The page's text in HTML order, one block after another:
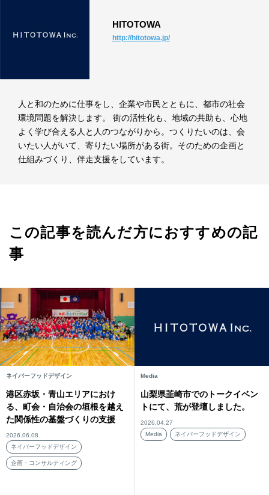
HITOTOWA
http://hitotowa.jp/
人と和のために仕事をし、企業や市民とともに、都市の社会
環境問題を解決します。 街の活性化も、地域の共助も、心地
よく学び合える人と人のつながりから。つくりたいのは、会
いたい人がいて、寄りたい場所がある街。そのための企画と
仕組みづくり、伴走支援をしています。
この記事を読んだ方におすすめの記
事
ネイバーフッドデザイン
港区赤坂・青山エリアにおけ
る、町会・自治会の垣根を越え
た関係性の基盤づくりの支援
2026.06.08
ネイバーフッドデザイン
企画・コンサルティング
Media
山梨県韮崎市でのトークイベン
トにて、荒が登壇しました。
2026.04.27
Media
ネイバーフッドデザイン